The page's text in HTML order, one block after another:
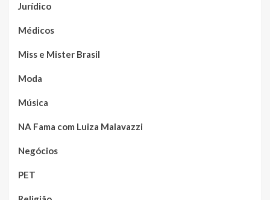
Jurídico
Médicos
Miss e Mister Brasil
Moda
Música
NA Fama com Luiza Malavazzi
Negócios
PET